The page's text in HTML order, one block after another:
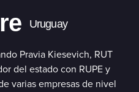
Uruguay
Pravia Kiesevich, RUT
del estado con RUPE y
varias empresas de nivel